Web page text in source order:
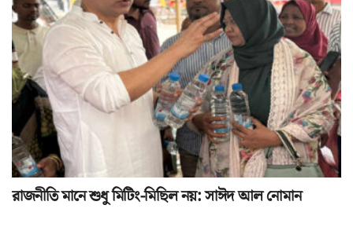
রাজনীতি মানে শুধু মিটিং-মিছিল নয়: সাঈদ আল নোমান